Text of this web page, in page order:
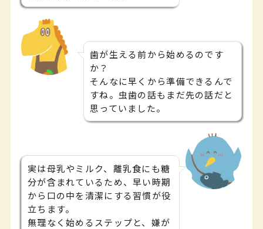
歯が生える前から始めるのです
か？
そんなに早くから準備できるんで
すね。虫歯の話もまだ先の話だと
思っていました。
実は母乳やミルク、離乳食にも糖
分が含まれているため、早い時期
から口の中を清潔にする習慣が役
立ちます。
無理なく始めるステップと、嫌が